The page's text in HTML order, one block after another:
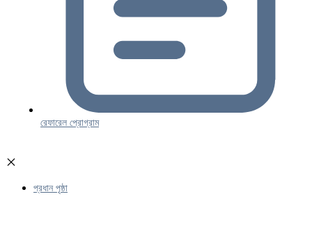
রেফারেল প্রোগ্রাম
প্রধান পৃষ্ঠা